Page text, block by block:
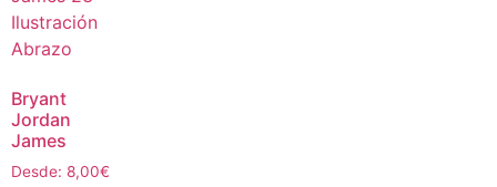
Bryant
Jordan
James
Desde: 8,00€